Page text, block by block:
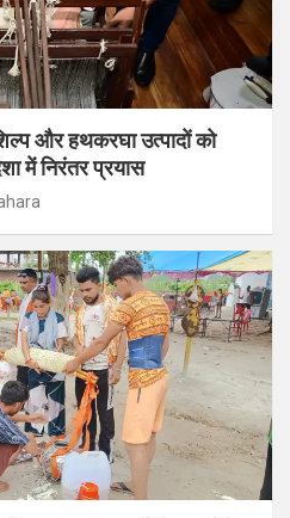
और हथकरघा उत्पादों को
में निरंतर प्रयास